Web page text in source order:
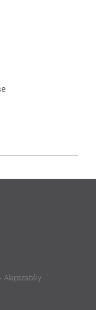
Alapszabály